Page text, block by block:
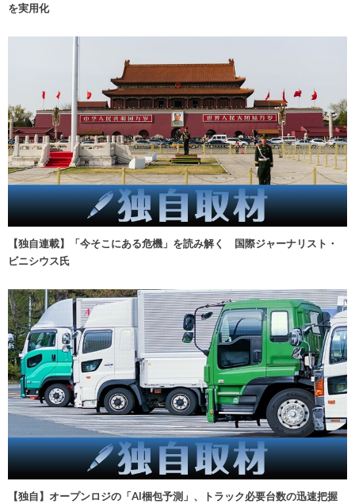
を実用化
【独自連載】「今そこにある危機」を読み解く 国際ジャーナリスト・
ビニシウス氏
【独自】オープンロジの「AI梱包予測」、トラック必要台数の迅速把握